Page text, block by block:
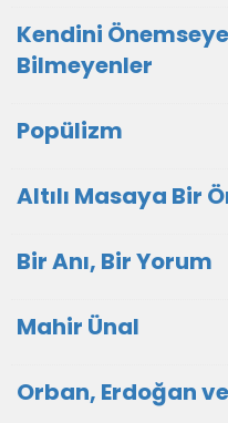
Kendini
Bilmeyenler
Popülizm
Altılı Masaya Bir
Bir Anı, Bir Yorum
Mahir Ünal
Orban, Erdoğan